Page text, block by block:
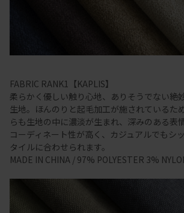
FABRIC RANK1【KAPLIS】
柔らかく優しい触り心地、ありそうでない絶
生地。ほんのりと起毛加工が施されているた
らも生地の中に濃淡が生まれ、深みのある表
コーディネート性が高く、カジュアルでもシ
タイルに合わせられます。
MADE IN CHINA / 97% POLYESTER 3%